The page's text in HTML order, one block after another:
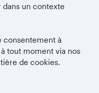
un contexte
consentement à
tout moment via nos
de cookies.